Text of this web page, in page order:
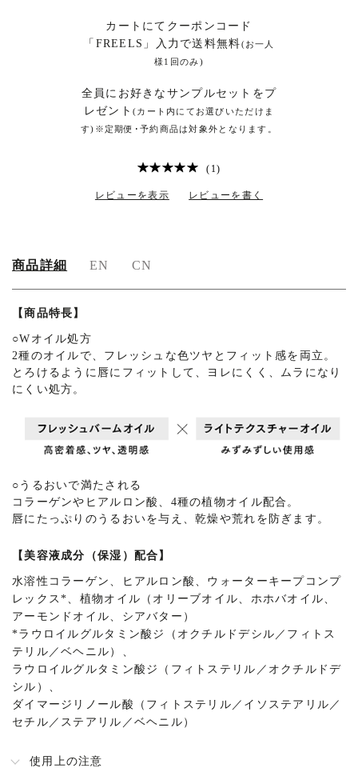
カートにてクーポンコード
「FREELS」入力で送料無料(お一人
様1回のみ)
全員にお好きなサンプルセットをプ
レゼント (カート内にてお選びいただけま
す)※定期便･予約商品は対象外となります。
(1)
レビューを表示 レビューを書く
商品詳細 EN CN
商
品
詳
【商品特長】
○Wオイル処方
2種のオイルで、フレッシュな色ツヤとフィット感を両立。
とろけるように唇にフィットして、ヨレにくく、ムラになり
にくい処方。
○ うるおいで満たされる
コラーゲンやヒアルロン酸、4種の植物オイル配合。
唇にたっぷりのうるおいを与え、乾燥や荒れを防ぎます。
【美容液成分（保湿）配合】
水溶性コラーゲン、ヒアルロン酸、ウォーターキープコンプ
レックス*、植物オイル（オリーブオイル、ホホバオイル、
アーモンドオイル、シアバター）
*ラウロイルグルタミン酸ジ（オクチルドデシル／フィトス
テリル／ベヘニル）、
ラウロイルグルタミン酸ジ（フィトステリル／オクチルドデ
シル）、
ダイマージリノール酸（フィトステリル／イソステアリル／
セチル／ステアリル／ベヘニル）
使用上の注意